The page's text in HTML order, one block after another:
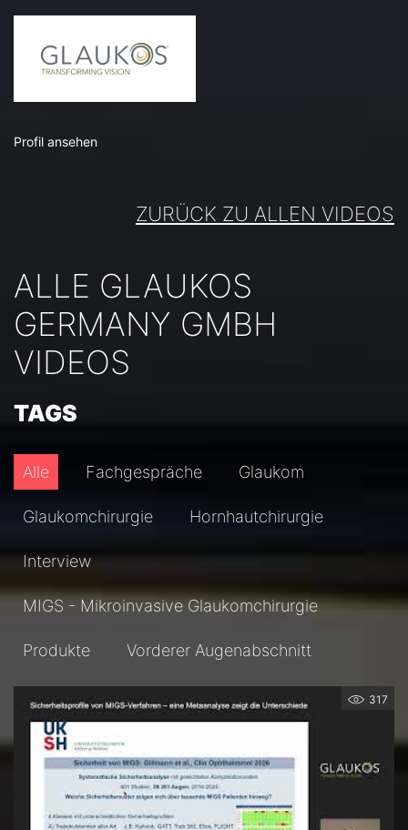
Profil ansehen
ZURÜCK ZU ALLEN VIDEOS
ALLE GLAUKOS
GERMANY GMBH
VIDEOS
TAGS
Alle Fachgespräche Glaukom
Glaukomchirurgie Hornhautchirurgie
Interview
MIGS - Mikroinvasive Glaukomchirurgie
Produkte Vorderer Augenabschnitt
317